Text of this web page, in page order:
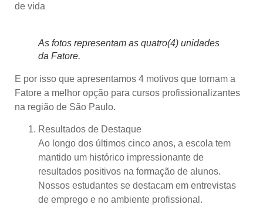
de vida
As fotos representam as quatro(4) unidades
da Fatore.
E por isso que apresentamos 4 motivos que tornam a
Fatore a melhor opção para cursos profissionalizantes
na região de São Paulo.
Resultados de Destaque
Ao longo dos últimos cinco anos, a escola tem
mantido um histórico impressionante de
resultados positivos na formação de alunos.
Nossos estudantes se destacam em entrevistas
de emprego e no ambiente profissional.